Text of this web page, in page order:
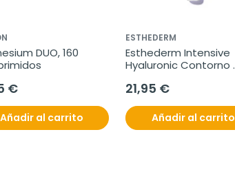
DUO, 160
€
Añadir al carrito
ESTHEDERM
Esthederm Intensive
Hyaluronic Contorno
21,95 €
Añadir al carrito